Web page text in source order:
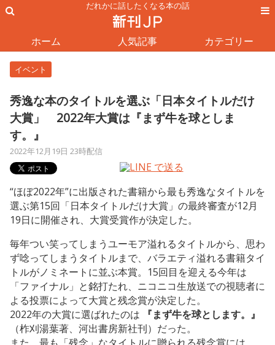
だれかに話したくなる本の話
ホーム 人気記事 カテゴリー
イベント
秀逸な本のタイトルを選ぶ「日本タイトルだけ
大賞」 2022年大賞は『まず牛を球としま
す。』
2022年12月19日 23時配信
“ほぼ2022年”に出版された書籍から最も秀逸なタイトルを
選ぶ第15回「日本タイトルだけ大賞」の最終審査が12月
19日に開催され、大賞受賞作が決定した。
毎年つい笑ってしまうユーモア溢れるタイトルから、思わ
ず唸ってしまうタイトルまで、バラエティ溢れる書籍タイ
トルがノミネートに並ぶ本賞。15回目を迎える今年は
「ファイナル」と銘打たれ、ニコニコ生放送での視聴者に
よる投票によって大賞と残念賞が決定した。
2022年の大賞に選ばれたのは
『まず牛を球とします。』
（柞刈湯葉著、河出書房新社刊）だった。